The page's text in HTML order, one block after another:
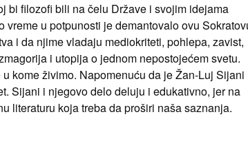
bi filozofi bili na čelu Države i svojim idejama
u potpunosti je demantovalo ovu
i da njime vladaju mediokriteti, pohlepa, zavist,
i utopija o jednom nepostojećem svetu.
kome živimo. Napomenuću da je Žan-Luj Sijani
Sijani i njegovo delo deluju i edukativno, jer na
literaturu koja treba da proširi naša saznanja.